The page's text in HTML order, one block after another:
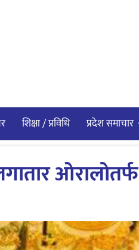
शिक्षा / प्रविधि प्रदेश समाचार
ओरालोतर्फ